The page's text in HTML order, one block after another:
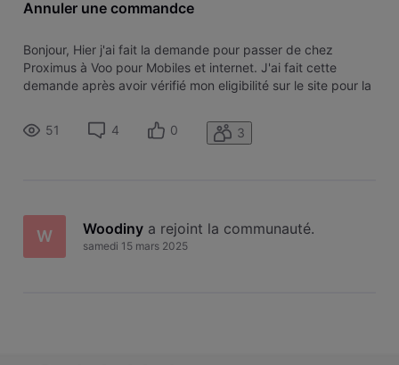
Annuler une commandce
Bonjour, Hier j'ai fait la demande pour passer de chez
Proximus à Voo pour Mobiles et internet. J'ai fait cette
demande après avoir vérifié mon eligibilité sur le site pour la
n'y a pas de racoordement dans ma rue et que sauf
travaux, tranch
51 4 0 3
W Woodiny a rejoint la communauté.
samedi 15 mars 2025